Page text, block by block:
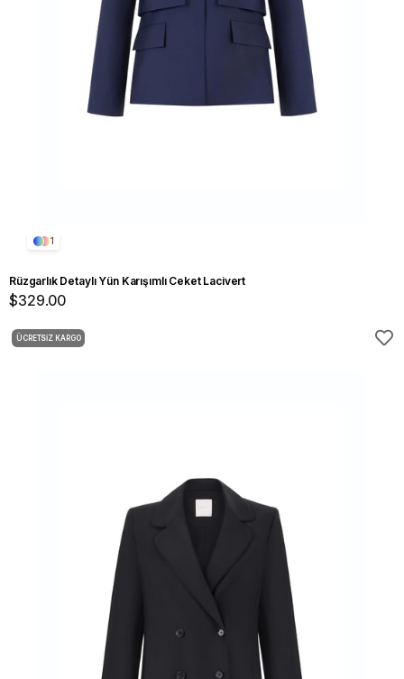
1
Rüzgarlık Detaylı Yün Karışımlı Ceket Lacivert
$329.00
ÜCRETSIZ KARGO